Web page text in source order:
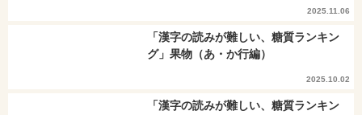
2025.11.06
「漢字の読みが難しい、糖質ランキン
グ」果物（あ・か行編）
2025.10.02
「漢字の読みが難しい、糖質ランキン